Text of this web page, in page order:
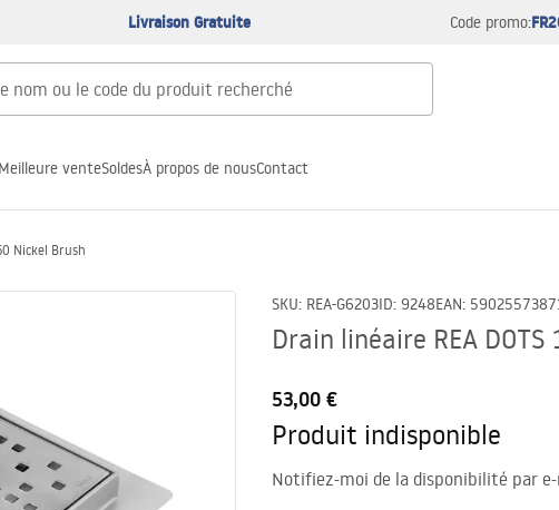
Livraison Gratuite Code promo:
Meilleure venteSoldesÀ propos de nousContact
Nickel Brush
SKU: REA-G6203ID: 9248EAN:
Drain linéaire REA
53,00 €
Produit indisponible
Notifiez-moi de la disponibilité par